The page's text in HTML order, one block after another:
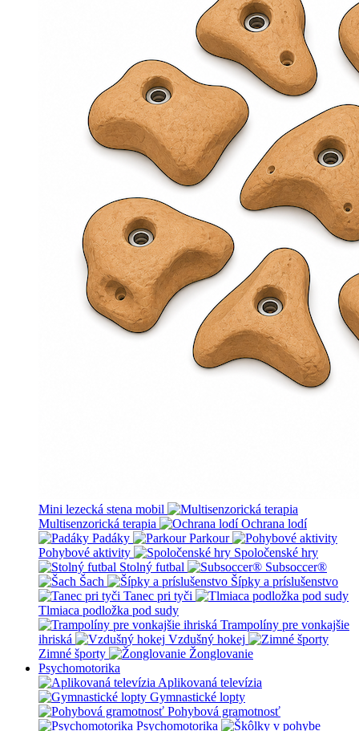
Mini lezecká stena mobil
Multisenzorická terapia
Ochrana lodí
Padáky
Parkour
Pohybové aktivity
Spoločenské hry
Stolný futbal
Subsoccer®
Šach
Šípky a príslušenstvo
Tanec pri tyči
Tlmiaca podložka pod sudy
Trampolíny pre vonkajšie
ihriská
Vzdušný hokej
Zimné športy
Žonglovanie
Psychomotorika
Aplikovaná televízia
Gymnastické lopty
Pohybová gramotnosť
Psychomotorika